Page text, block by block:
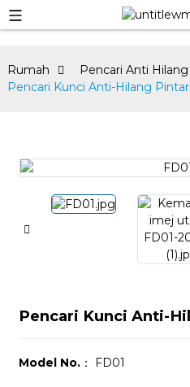
Rumah Pencari Anti
Pencari Kunci Anti-Hilang Pintar
Pencari Kunci Anti-
Model No.： FD01